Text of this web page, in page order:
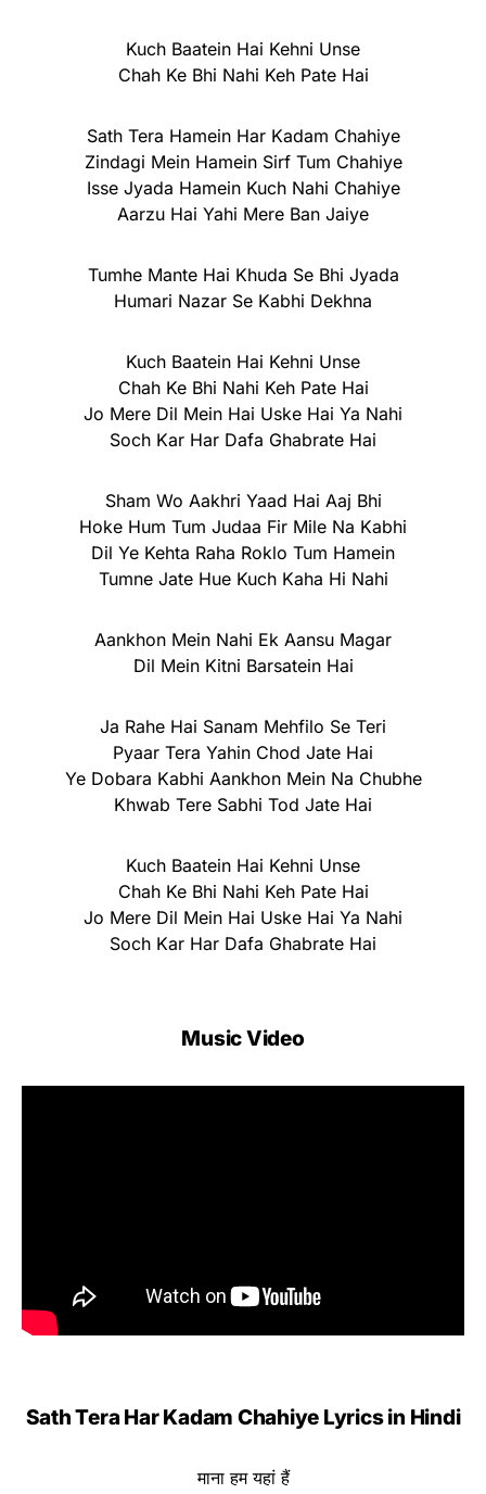
Kuch Baatein Hai Kehni Unse
Chah Ke Bhi Nahi Keh Pate Hai
Sath Tera Hamein Har Kadam Chahiye
Zindagi Mein Hamein Sirf Tum Chahiye
Isse Jyada Hamein Kuch Nahi Chahiye
Aarzu Hai Yahi Mere Ban Jaiye
Tumhe Mante Hai Khuda Se Bhi Jyada
Humari Nazar Se Kabhi Dekhna
Kuch Baatein Hai Kehni Unse
Chah Ke Bhi Nahi Keh Pate Hai
Jo Mere Dil Mein Hai Uske Hai Ya Nahi
Soch Kar Har Dafa Ghabrate Hai
Sham Wo Aakhri Yaad Hai Aaj Bhi
Hoke Hum Tum Judaa Fir Mile Na Kabhi
Dil Ye Kehta Raha Roklo Tum Hamein
Tumne Jate Hue Kuch Kaha Hi Nahi
Aankhon Mein Nahi Ek Aansu Magar
Dil Mein Kitni Barsatein Hai
Ja Rahe Hai Sanam Mehfilo Se Teri
Pyaar Tera Yahin Chod Jate Hai
Ye Dobara Kabhi Aankhon Mein Na Chubhe
Khwab Tere Sabhi Tod Jate Hai
Kuch Baatein Hai Kehni Unse
Chah Ke Bhi Nahi Keh Pate Hai
Jo Mere Dil Mein Hai Uske Hai Ya Nahi
Soch Kar Har Dafa Ghabrate Hai
Music Video
Sath Tera Har Kadam Chahiye Lyrics in Hindi
माना हम यहां हैं